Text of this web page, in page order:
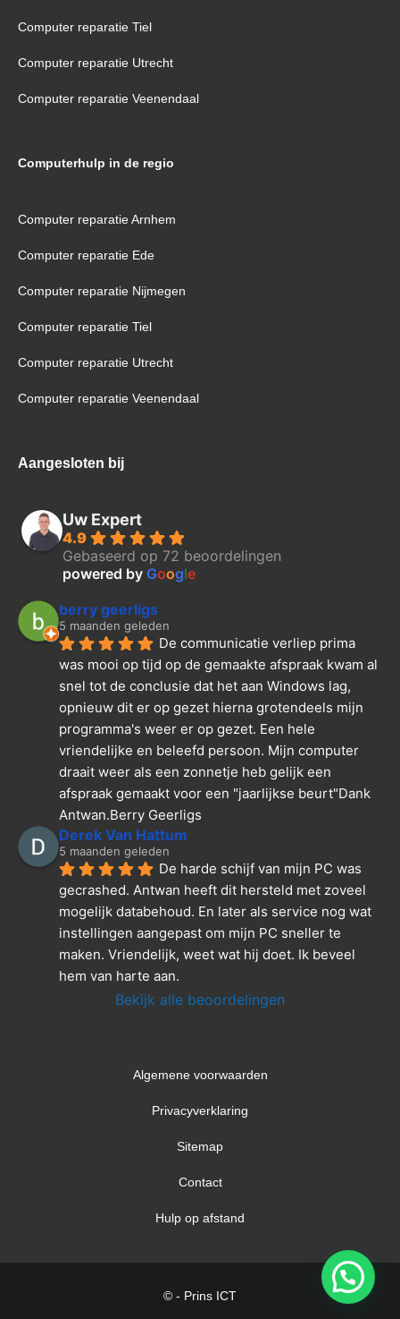
Computer reparatie Tiel
Computer reparatie Utrecht
Computer reparatie Veenendaal
Computerhulp in de regio
Computer reparatie Arnhem
Computer reparatie Ede
Computer reparatie Nijmegen
Computer reparatie Tiel
Computer reparatie Utrecht
Computer reparatie Veenendaal
Aangesloten bij
Uw Expert
4.9
Gebaseerd op 72 beoordelingen
powered by Google
berry geerligs
5 maanden geleden
De communicatie verliep prima
was mooi op tijd op de gemaakte afspraak kwam al
snel tot de conclusie dat het aan Windows lag,
opnieuw dit er op gezet hierna grotendeels mijn
programma's weer er op gezet. Een hele
vriendelijke en beleefd persoon. Mijn computer
draait weer als een zonnetje heb gelijk een
afspraak gemaakt voor een "jaarlijkse beurt"Dank
Antwan.Berry Geerligs
Derek Van Hattum
5 maanden geleden
De harde schijf van mijn PC was
gecrashed. Antwan heeft dit hersteld met zoveel
mogelijk databehoud. En later als service nog wat
instellingen aangepast om mijn PC sneller te
maken. Vriendelijk, weet wat hij doet. Ik beveel
hem van harte aan.
Bekijk alle beoordelingen
Algemene voorwaarden
Privacyverklaring
Sitemap
Contact
Hulp op afstand
© - Prins ICT